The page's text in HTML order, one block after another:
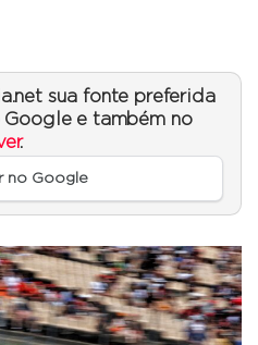
sua fonte preferida
e também no
.
no Google